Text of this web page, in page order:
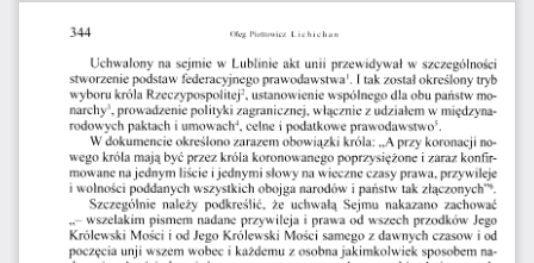
344 Oleg  Piotrowicz       Lichichan
Uchwalony  na  sejmie  w  Lublinie  akt  unii  przewidywał  w  szczególności
stworzenie podstaw  federacyjnego  prawodawstwa 1.  I tak został określony  tryb
wyboru  króla  Rzeczypospolitej2, ustanowienie wspólnego  dla obu państw mo­
narchy3, prowadzenie polityki zagranicznej, włącznie z udziałem  w  międzyna­
rodowych  paktach  i umowach4 , celne  i podatkowe  prawodawstwo5.
W dokumencie  określono zarazem  obowiązki  króla:  „A przy koronacji  no­
wego króla  mają  być przez króla koronowanego  poprzysiężone  i zaraz  konfir-
mowane  na jednym  liście i jednymi  słowy na wieczne czasy prawa,  przywileje
i wolności  poddanych  wszystkich  obojga  narodów  i państw  tak  złączonych”6.
Szczególnie  należy  podkreślić,  że  uchwałą  Sejmu  nakazano  zachować
„-  wszelakim  pismem  nadane  przywileja  i prawa  od  wszech  przodków  Jego
Królewski  Mości  i od  Jego  Królewski  Mości  samego  z dawnych  czasow  i od
poczęcia  unji  wszem  wobec  i każdemu  z osobna jakimkolwiek  sposobem  na­